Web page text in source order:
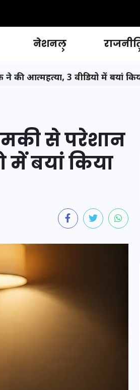
नेशनल
आत्महत्या, 3 वीडियो में बयां
से परेशान
में बयां किया
पुनरीक्षण कार्यक्रम में
देखें नई तारीखों की